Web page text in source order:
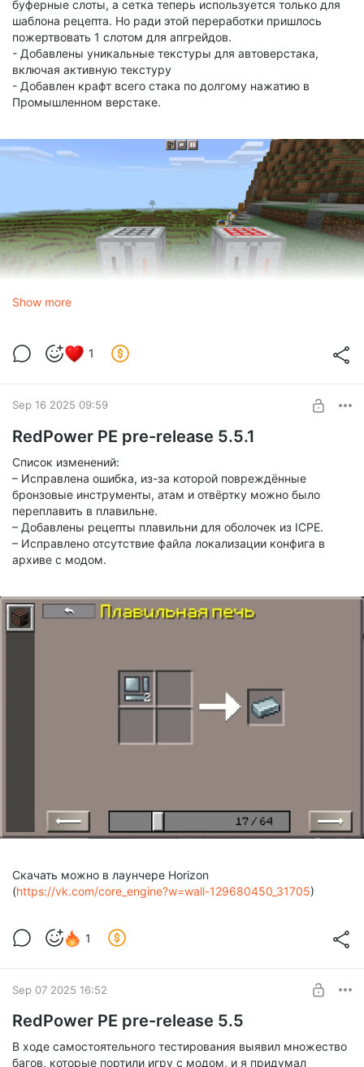
буферные слоты, а сетка теперь используется только для
шаблона рецепта. Но ради этой переработки пришлось
пожертвовать 1 слотом для апгрейдов.
- Добавлены уникальные текстуры для автоверстака,
включая активную текстуру
- Добавлен крафт всего стака по долгому нажатию в
Промышленном верстаке.
Show more
1
Sep 16 2025 09:59
RedPower PE pre-release 5.5.1
Список изменений:
– Исправлена ​​ошибка, из-за которой повреждённые
бронзовые инструменты, атам и отвёртку можно было
переплавить в плавильне.
– Добавлены рецепты плавильни для оболочек из ICPE.
– Исправлено отсутствие файла локализации конфига в
архиве с модом.
Скачать можно в лаунчере Horizon
(https://vk.com/core_engine?w=wall-129680450_31705)
1
Sep 07 2025 16:52
RedPower PE pre-release 5.5
В ходе самостоятельного тестирования выявил множество
багов, которые портили игру с модом, и я придумал